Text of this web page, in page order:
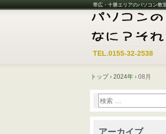
帯広・十勝エリアのパソコン教
TEL.0155-32-2538
トップ › 2024年 › 08月
アーカイブ